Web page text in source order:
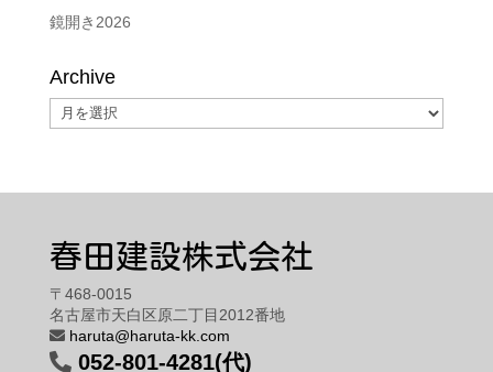
鏡開き2026
Archive
Archive
春田建設株式会社
〒468-0015
名古屋市天白区原二丁目2012番地
haruta@haruta-kk.com
052-801-4281(代)